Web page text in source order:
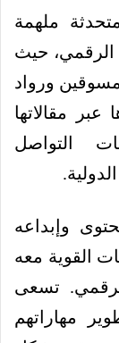
ملهمة
حيث
ورواد
عبر مقالاتها
التواصل
وإبداعه
القوية معه
تسعى
مهاراتهم